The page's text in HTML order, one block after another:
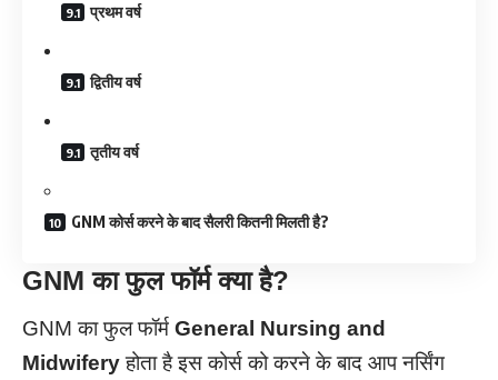
प्रथम वर्ष
द्वितीय वर्ष
तृतीय वर्ष
GNM कोर्स करने के बाद सैलरी कितनी मिलती है?
GNM का फुल फॉर्म क्या है?
GNM का फुल फॉर्म General Nursing and
Midwiferyहोता है इस कोर्स को करने के बाद आप नर्सिंग